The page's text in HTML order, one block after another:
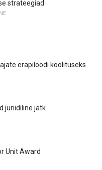
strateegiad
erapiloodi koolituseks
juriidiline jätk
Unit Award